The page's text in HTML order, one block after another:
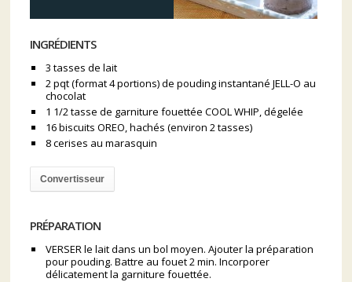
INGRÉDIENTS
3 tasses de lait
2 pqt (format 4 portions) de pouding instantané JELL-O au
chocolat
1 1/2 tasse de garniture fouettée COOL WHIP, dégelée
16 biscuits OREO, hachés (environ 2 tasses)
8 cerises au marasquin
Convertisseur
PRÉPARATION
VERSER le lait dans un bol moyen. Ajouter la préparation
pour pouding. Battre au fouet 2 min. Incorporer
délicatement la garniture fouettée.